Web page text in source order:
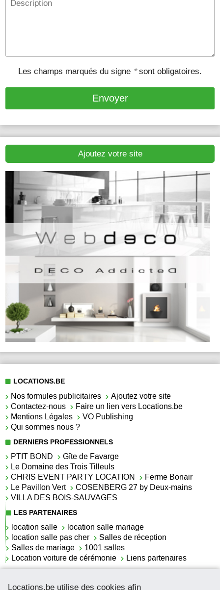
Les champs marqués du signe *sont obligatoires.
Envoyer
Ajoutez votre site
Locations.be utilise des cookies afin
LOCATIONS.BE
Nos formules publicitaires
Ajoutez votre site
Contactez-nous
Faire un lien vers Locations.be
Mentions Légales
VO Publishing
Qui sommes nous ?
DERNIERS PROFESSIONNELS
PTIT BOND
Gîte de Favarge
Le Domaine des Trois Tilleuls
CHRIS EVENT PARTY LOCATION
Ferme Bonair
Le Pavillon Vert
COSENBERG 27 by Deux-mains
VILLA DES BOIS-SAUVAGES
LES PARTENAIRES
location salle
location salle mariage
location salle pas cher
Salles de réception
Salles de mariage
1001 salles
Location voiture de cérémonie
Liens partenaires
La location de lettrage pour mariage